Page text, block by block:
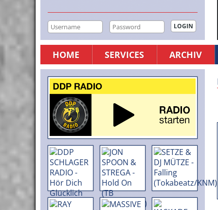
HOME SERVICES ARCHIV